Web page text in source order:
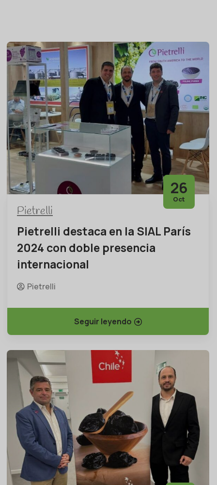
26
Oct
Pietrelli
Pietrelli destaca en la SIAL París
2024 con doble presencia
internacional
Pietrelli
Seguir leyendo